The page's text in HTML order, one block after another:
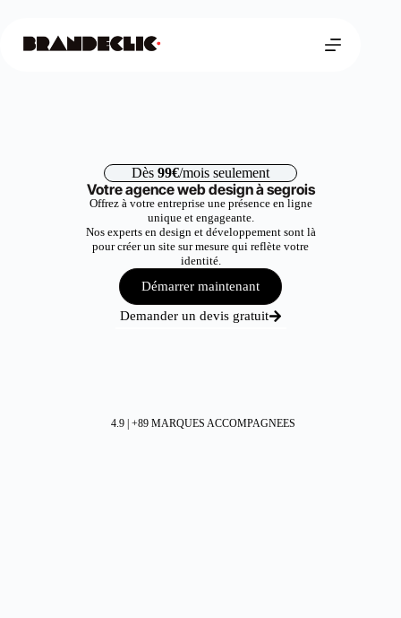
Dès 99€/mois seulement
Votre agence web design à segrois
Offrez à votre entreprise une présence en ligne
unique et engageante.
Nos experts en design et développement sont là
pour créer un site sur mesure qui reflète votre
identité.
Démarrer maintenant
Demander un devis gratuit
4.9 | +89 MARQUES ACCOMPAGNEES